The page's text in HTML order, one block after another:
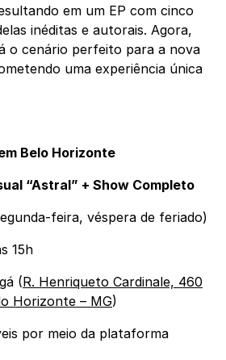
em um EP com cinco
inéditas e autorais. Agora,
o cenário perfeito para a nova
uma experiência única
Belo Horizonte
“Astral” + Show Completo
feira, véspera de feriado)
15h
(R. Henriqueto Cardinale, 460
Horizonte – MG)
por meio da plataforma